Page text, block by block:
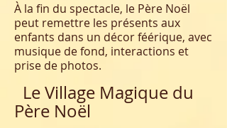
À la fin du spectacle, le Père Noël
peut remettre les présents aux
enfants dans un décor féérique, avec
musique de fond, interactions et
prise de photos.
Le Village Magique du
Père Noël